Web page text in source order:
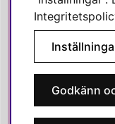
Vi värdesätter våra
om du har några
010-35 00
Våra butikerGodkänn